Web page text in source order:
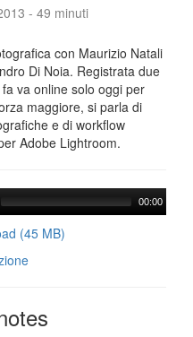
- 49 minuti
con Maurizio Natali
Di Noia. Registrata due
va online solo oggi per
maggiore, si parla di
e di workflow
Adobe Lightroom.
00:00
(45 MB)